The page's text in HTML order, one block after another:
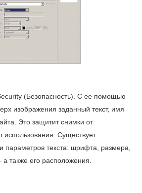
(Безопасность). С ее помощью
изображения заданный текст, имя
Это защитит снимки от
использования. Существует
параметров текста: шрифта, размера,
а также его расположения.